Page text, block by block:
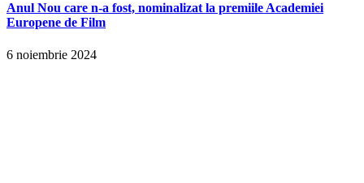
Anul Nou care n-a fost, nominalizat la premiile Academiei
Europene de Film
6 noiembrie 2024